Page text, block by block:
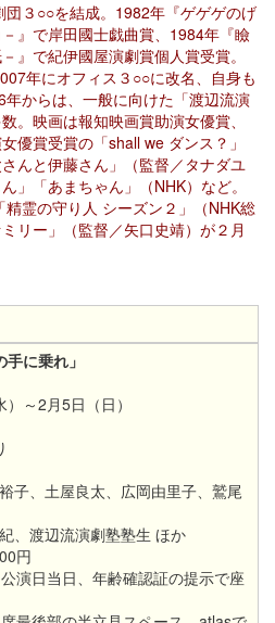
３○○を結成。1982年『ゲゲゲのげ
』で岸田國士戯曲賞、1984年『瞼
』で紀伊國屋演劇賞個人賞受賞。
年にオフィス３○○に改名、自身も
からは、一般に向けた「渡辺流演
。映画は報知映画賞助演女優賞、
優賞受賞の「shall we ダンス？」
んと伊藤さん」（監督／タナダユ
」「あまちゃん」（NHK）など。
霊の守り人 シーズン２」（NHK総
リー」（監督／矢口史靖）が２月
に乗れ」
～2月5日（日）
子、土屋良太、広岡由里子、鷲尾
、渡辺流演劇塾塾生 ほか
円
演日当日、年齢確認証の提示で座